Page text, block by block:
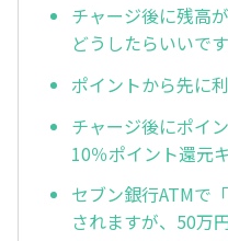
チャージ後に残高
どうしたらいいです
ポイントから先に
チャージ後にポイ
10％ポイント還元
セブン銀行ATMで
されますが、50万